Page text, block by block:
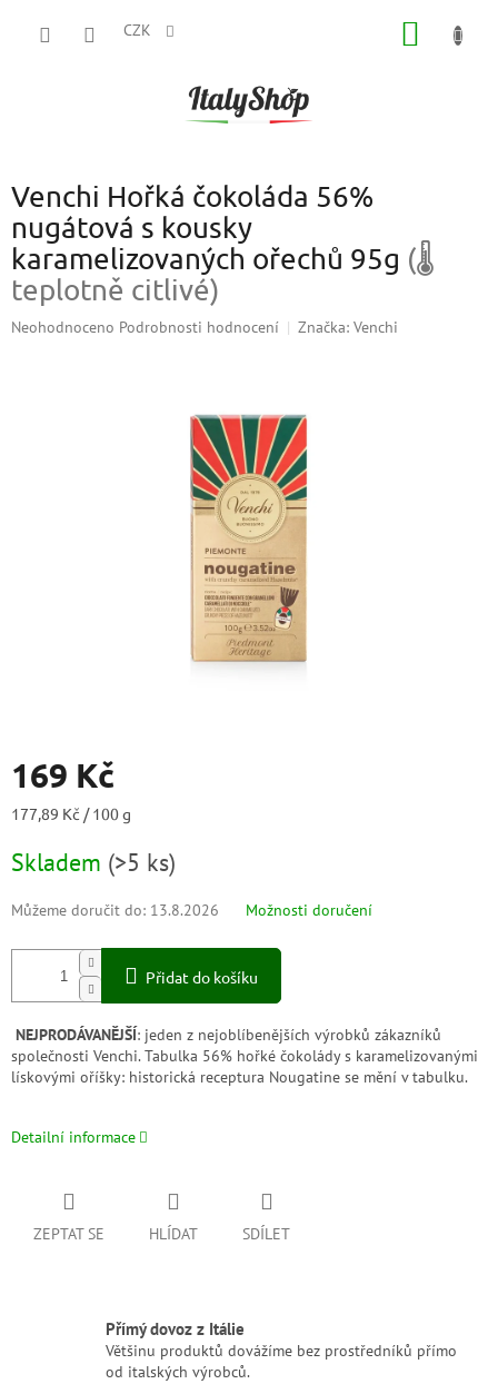
CZK
Venchi Hořká čokoláda 56%
nugátová s kousky
karamelizovaných ořechů 95g (🌡
teplotně citlivé)
Průměrné
Neohodnoceno Podrobnosti hodnocení Značka: Venchi
169 Kč
Měrná
177,89 Kč / 100 g
Skladem (>5 ks)
Můžeme doručit do: 13.8.2026 Možnosti doručení
Přidat do košíku
NEJPRODÁVANĚJŠÍ: jeden z nejoblíbenějších výrobků zákazníků
společnosti Venchi. Tabulka 56% hořké čokolády s karamelizovanými
lískovými oříšky: historická receptura Nougatine se mění v tabulku.
Detailní informace
ZEPTAT SE HLÍDAT SDÍLET
Přímý dovoz z Itálie
Většinu produktů dovážíme bez prostředníků přímo
od italských výrobců.